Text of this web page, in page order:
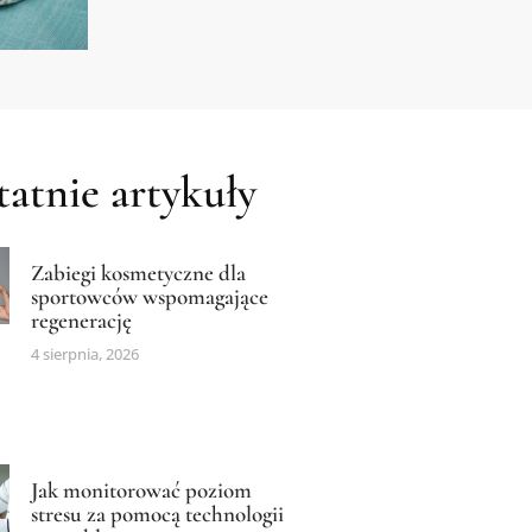
artykuły
Zabiegi kosmetyczne dla
sportowców wspomagające
regenerację
4 sierpnia, 2026
Jak monitorować poziom
stresu za pomocą technologii